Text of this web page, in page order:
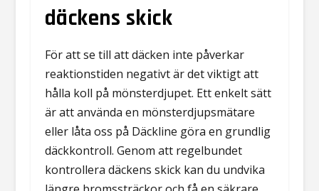
däckens skick
För att se till att däcken inte påverkar
reaktionstiden negativt är det viktigt att
hålla koll på mönsterdjupet. Ett enkelt sätt
är att använda en mönsterdjupsmätare
eller låta oss på Däckline göra en grundlig
däckkontroll. Genom att regelbundet
kontrollera däckens skick kan du undvika